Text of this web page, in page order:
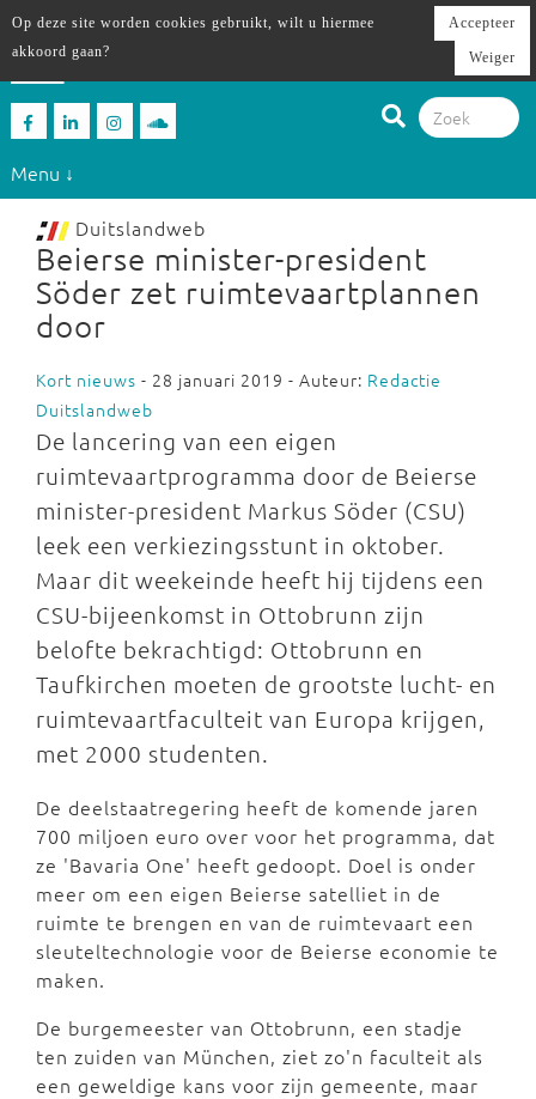
Menu ↓
Duitslandweb
Beierse minister-president
Söder zet ruimtevaartplannen
door
Kort nieuws - 28 januari 2019 - Auteur: Redactie
Duitslandweb
De lancering van een eigen
ruimtevaartprogramma door de Beierse
minister-president Markus Söder (CSU)
leek een verkiezingsstunt in oktober.
Maar dit weekeinde heeft hij tijdens een
CSU-bijeenkomst in Ottobrunn zijn
belofte bekrachtigd: Ottobrunn en
Taufkirchen moeten de grootste lucht- en
ruimtevaartfaculteit van Europa krijgen,
met 2000 studenten.
De deelstaatregering heeft de komende jaren
700 miljoen euro over voor het programma, dat
ze 'Bavaria One' heeft gedoopt. Doel is onder
meer om een eigen Beierse satelliet in de
ruimte te brengen en van de ruimtevaart een
sleuteltechnologie voor de Beierse economie te
maken.
De burgemeester van Ottobrunn, een stadje
ten zuiden van München, ziet zo'n faculteit als
een geweldige kans voor zijn gemeente, maar
Op deze site worden cookies gebruikt, wilt u hiermee
akkoord gaan?
Accepteer
Weiger